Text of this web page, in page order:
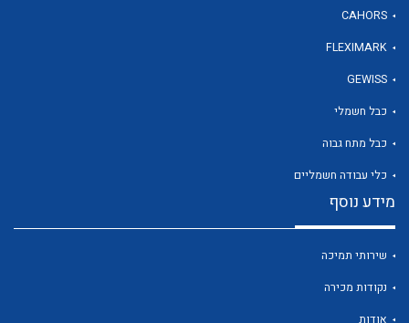
CAHORS
FLEXIMARK
GEWISS
כבל חשמלי
כבל מתח גבוה
כלי עבודה חשמליים
מידע נוסף
שירותי תמיכה
נקודות מכירה
אודות